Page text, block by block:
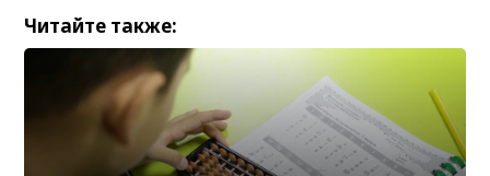
Читайте также: